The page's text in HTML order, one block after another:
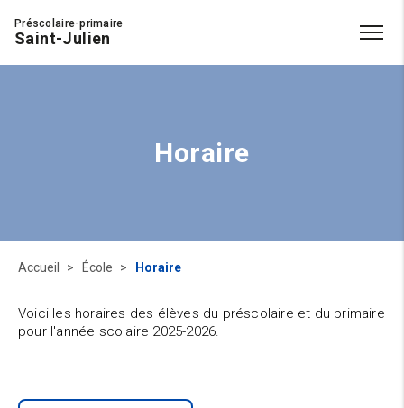
Préscolaire-primaire
Saint-Julien
Horaire
Accueil École Horaire
Voici les horaires des élèves du préscolaire et du primaire
pour l'année scolaire 2025-2026.